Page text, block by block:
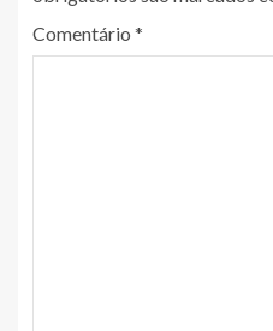
Comentário *